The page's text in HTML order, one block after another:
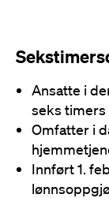
Ansatte i
seks timers
Omfatter i
Innført 1.